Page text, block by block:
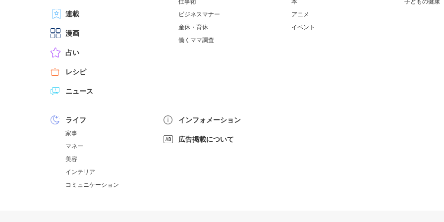
連載
漫画
占い
レシピ
ニュース
仕事術
ビジネスマナー
産休・育休
働くママ調査
本
アニメ
イベント
子どもの健康
ライフ
家事
マネー
美容
インテリア
コミュニケーション
インフォメーション
広告掲載について